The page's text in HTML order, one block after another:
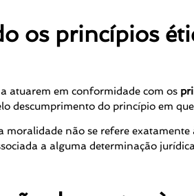
os princípios
atuarem em conformidade com os
descumprimento do princípio em
não se refere
a alguma determinação